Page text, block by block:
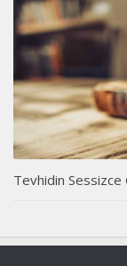
Tevhidin Sessizce